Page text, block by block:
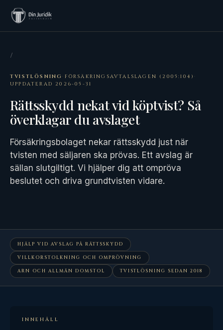
/
TVISTLÖSNING· FÖRSÄKRINGSAVTALSLAGEN (2005:104)·
UPPDATERAD 2026-05-31
Rättsskydd nekat vid köptvist? Så
överklagar du avslaget
Försäkringsbolaget nekar rättsskydd just när
tvisten med säljaren ska prövas. Ett avslag är
sällan slutgiltigt. Vi hjälper dig att ompröva
beslutet och driva grundtvisten vidare.
HJÄLP VID AVSLAG PÅ RÄTTSSKYDD
VILLKORSTOLKNING OCH OMPRÖVNING
ARN OCH ALLMÄN DOMSTOL TVISTLÖSNING SEDAN 2018
INNEHÅLL